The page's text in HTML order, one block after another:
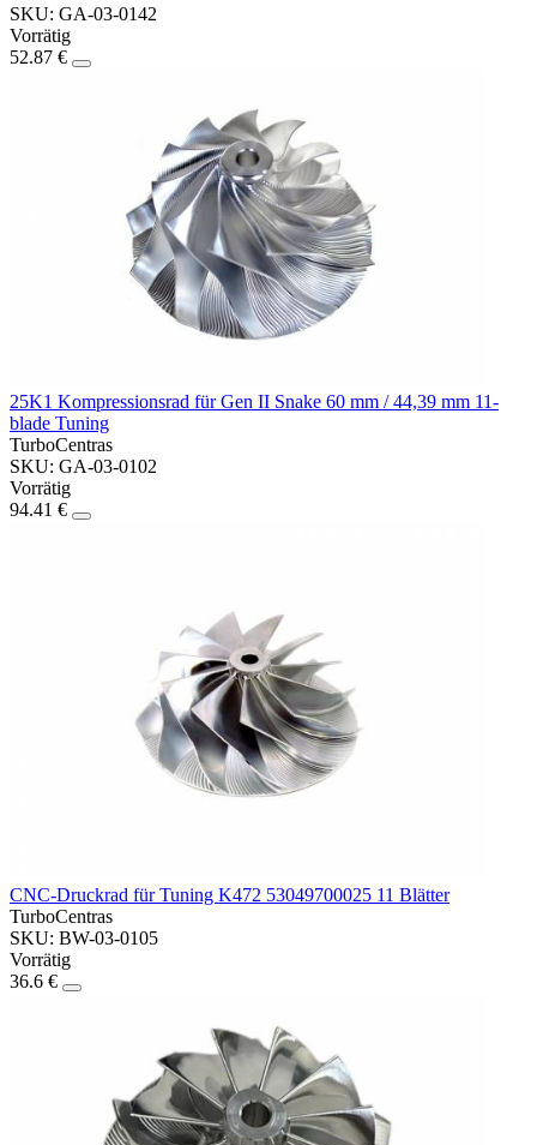
SKU: GA-03-0142
Vorrätig
52.87 €
25K1 Kompressionsrad für Gen II Snake 60 mm / 44,39 mm 11-
blade Tuning
TurboCentras
SKU: GA-03-0102
Vorrätig
94.41 €
CNC-Druckrad für Tuning K472 53049700025 11 Blätter
TurboCentras
SKU: BW-03-0105
Vorrätig
36.6 €